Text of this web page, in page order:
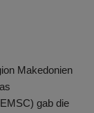
Makedonien
gab die